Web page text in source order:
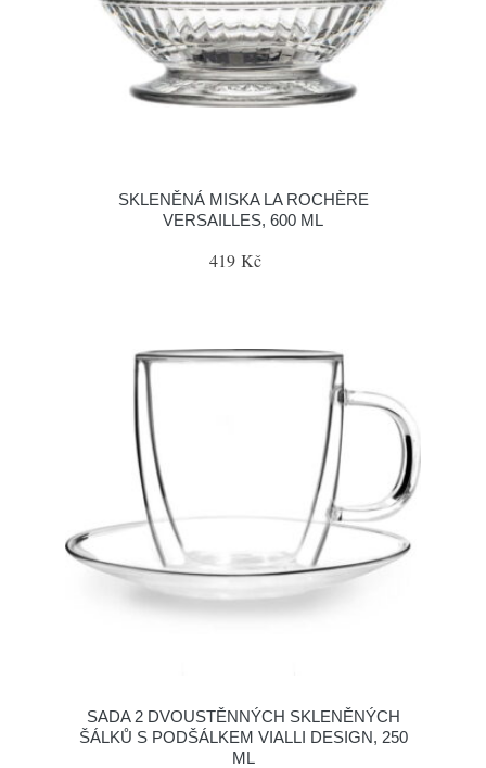
SKLENĚNÁ MISKA LA ROCHÈRE
VERSAILLES, 600 ML
419 Kč
SADA 2 DVOUSTĚNNÝCH SKLENĚNÝCH
ŠÁLKŮ S PODŠÁLKEM VIALLI DESIGN, 250
ML